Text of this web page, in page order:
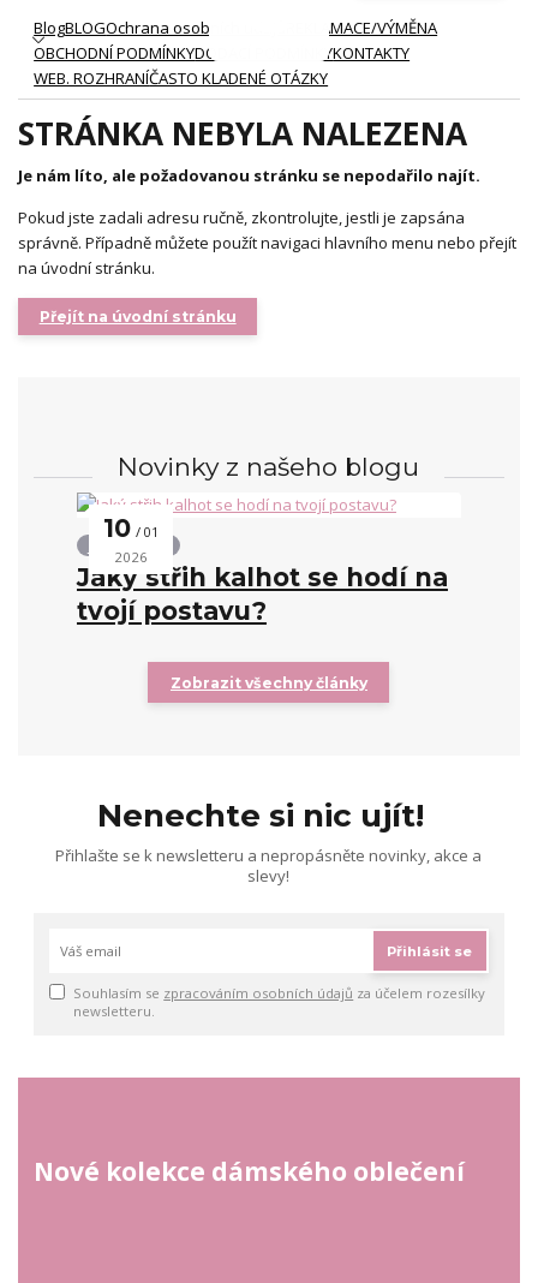
BlogBLOGOchrana osobních údajů
REKLAMACE/VÝMĚNA
OBCHODNÍ PODMÍNKYDODACÍ PODMÍNKYKONTAKTY
WEB. ROZHRANÍČASTO KLADENÉ OTÁZKY
STRÁNKA NEBYLA NALEZENA
Je nám líto, ale požadovanou stránku se nepodařilo najít.
Pokud jste zadali adresu ručně, zkontrolujte, jestli je zapsána
správně. Případně můžete použít navigaci hlavního menu nebo přejít
na úvodní stránku.
Přejít na úvodní stránku
Novinky z našeho blogu
10 01
2026
Jaký střih kalhot se hodí na
tvojí postavu?
Zobrazit všechny články
Nenechte si nic ujít!
Přihlašte se k newsletteru a nepropásněte novinky, akce a
slevy!
Přihlásit se
Souhlasím se zpracováním osobních údajů za účelem rozesílky
newsletteru.
Nové kolekce dámského oblečení